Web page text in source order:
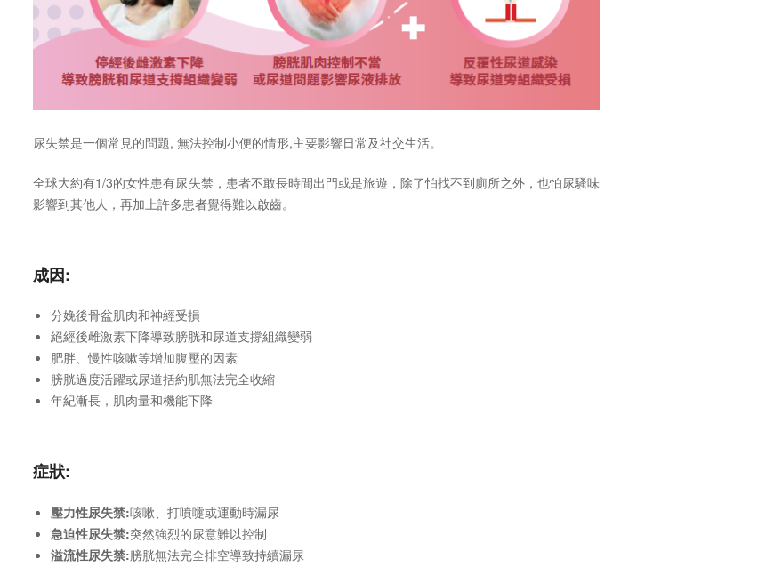
尿失禁是一個常見的問題, 無法控制小便的情形,主要影響日常及社交生活。
全球大約有1/3的女性患有尿失禁，患者不敢長時間出門或是旅遊，除了怕找不到廁所之外，也怕尿騷味
影響到其他人，再加上許多患者覺得難以啟齒。
成因:
分娩後骨盆肌肉和神經受損
絕經後雌激素下降導致膀胱和尿道支撐組織變弱
肥胖、慢性咳嗽等增加腹壓的因素
膀胱過度活躍或尿道括約肌無法完全收縮
年紀漸長，肌肉量和機能下降
症狀:
壓力性尿失禁:咳嗽、打噴嚏或運動時漏尿
急迫性尿失禁:突然強烈的尿意難以控制
溢流性尿失禁:膀胱無法完全排空導致持續漏尿